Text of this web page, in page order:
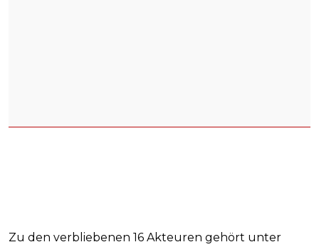
Zu den verbliebenen 16 Akteuren gehört unter